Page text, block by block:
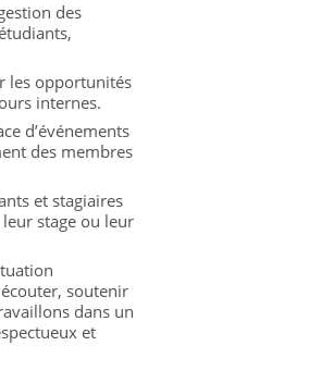
des
les opportunités
internes.
d’événements
des membres
et stagiaires
stage ou leur
soutenir
dans un
et